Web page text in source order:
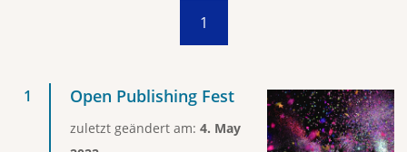
1
Open Publishing Fest
zuletzt geändert am: 4. May